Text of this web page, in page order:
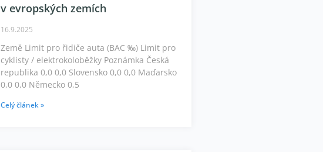
v evropských zemích
16.9.2025
Země Limit pro řidiče auta (BAC ‰) Limit pro
cyklisty / elektrokoloběžky Poznámka Česká
republika 0,0 0,0 Slovensko 0,0 0,0 Maďarsko
0,0 0,0 Německo 0,5
Celý článek »